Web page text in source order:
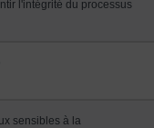
l'intégrité du processus
sensibles à la